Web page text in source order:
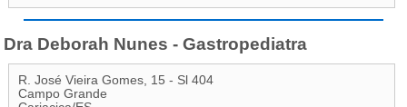
Dra Deborah Nunes - Gastropediatra
R. José Vieira Gomes, 15 - Sl 404
Campo Grande